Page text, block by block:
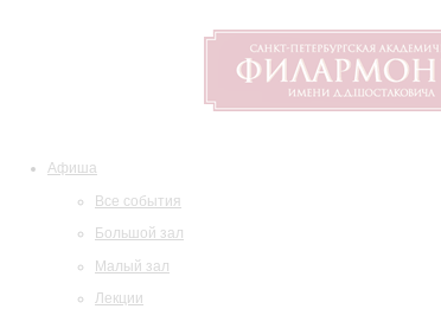
Афиша
Все события
Большой зал
Малый зал
Лекции